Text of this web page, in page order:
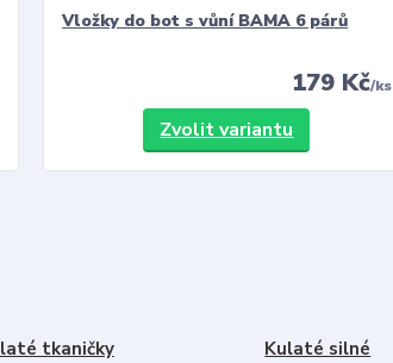
Vložky do bot s vůní BAMA 6 párů
179 Kč/ks
Zvolit variantu
tkaničky Kulaté silné